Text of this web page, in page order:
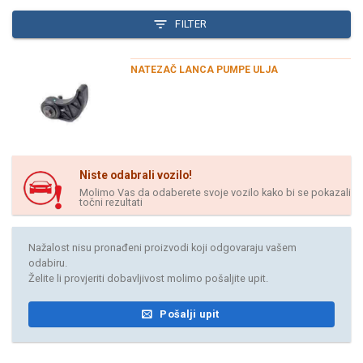
FILTER
NATEZAČ LANCA PUMPE ULJA
Niste odabrali vozilo!
Molimo Vas da odaberete svoje vozilo kako bi se pokazali
točni rezultati
Nažalost nisu pronađeni proizvodi koji odgovaraju vašem
odabiru.
Želite li provjeriti dobavljivost molimo pošaljite upit.
Pošalji upit